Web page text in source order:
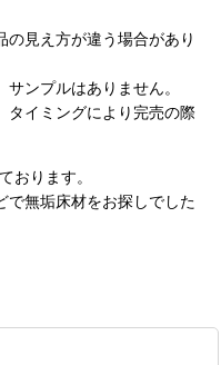
見え方が違う場合があり
ンプルはありません。
タイミングにより完売の際
おります。
で無垢床材をお探しでした